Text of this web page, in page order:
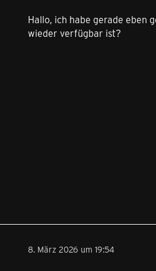
Hallo, ich habe gerade eben
wieder verfügbar ist?
8. März 2026 um 19:54